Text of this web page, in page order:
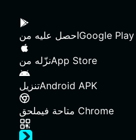
احصل عليه منGoogle Play
نزّله منApp Store
تنزيلAndroid APK
متاحة في ملحق Chrome